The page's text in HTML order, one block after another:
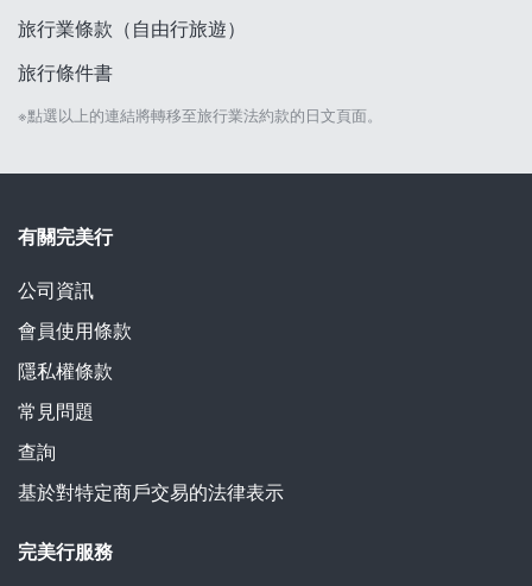
旅行業條款（自由行旅遊）
旅行條件書
※點選以上的連結將轉移至旅行業法約款的日文頁面。
有關完美行
公司資訊
會員使用條款
隱私權條款
常見問題
查詢
基於對特定商戶交易的法律表示
完美行服務